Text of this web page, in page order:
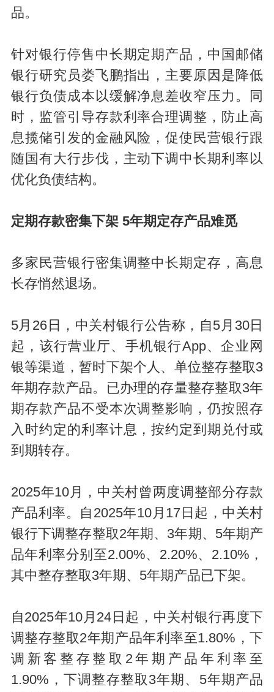
品。
针对银行停售中长期定期产品，中国邮储
银行研究员娄飞鹏指出，主要原因是降低
银行负债成本以缓解净息差收窄压力。同
时，监管引导存款利率合理调整，防止高
息揽储引发的金融风险，促使民营银行跟
随国有大行步伐，主动下调中长期利率以
优化负债结构。
定期存款密集下架 5年期定存产品难觅
多家民营银行密集调整中长期定存，高息
长存悄然退场。
5月26日，中关村银行公告称，自5月30日
起，该行营业厅、手机银行App、企业网
银等渠道，暂时下架个人、单位整存整取3
年期存款产品。已办理的存量整存整取3年
期存款产品不受本次调整影响，仍按照存
入时约定的利率计息，按约定到期兑付或
到期转存。
2025年10月，中关村曾两度调整部分存款
产品利率。自2025年10月17日起，中关村
银行下调整存整取2年期、3年期、5年期产
品年利率分别至2.00%、2.20%、2.10%，
其中整存整取3年期、5年期产品已下架。
自2025年10月24日起，中关村银行再度下
调整存整取2年期产品年利率至1.80%，下
调新客整存整取2年期产品年利率至
1.90%，下调整存整取3年期、5年期产品